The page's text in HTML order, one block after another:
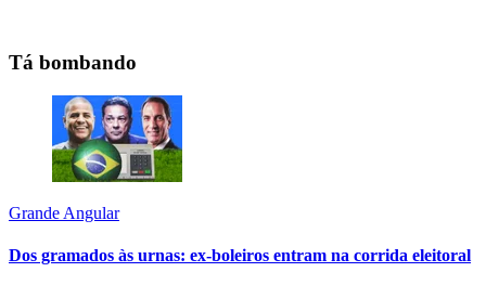
Tá bombando
Grande Angular
Dos gramados às urnas: ex-boleiros entram na corrida eleitoral